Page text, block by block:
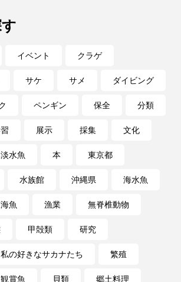
イベント クラゲ
サケ サメ ダイビング
ペンギン 保全 分類
展示 採集 文化
水魚 本 東京都
水族館 沖縄県 海水魚
魚 漁業 無脊椎動物
甲殻類 研究
私の好きなサカナたち 繁殖
観賞魚 貝類 郷土料理